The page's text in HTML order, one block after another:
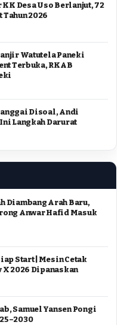
KK Desa Uso Berlanjut, 72
Tahun 2026
Watutela Paneki
Terbuka, RKAB
Disoal, Andi
Langkah Darurat
Diambang Arah Baru,
Anwar Hafid Masuk
Start | Mesin Cetak
2026 Dipanaskan
Samuel Yansen Pongi